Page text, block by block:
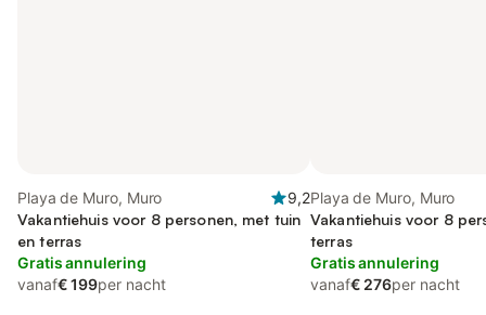
Playa de Muro, Muro
9,2
Vakantiehuis voor 8 personen, met tuin
en terras
Gratis annulering
vanaf€ 199per nacht
Playa de Muro, Muro
Vakantiehuis voor 8
terras
Gratis annulering
vanaf€ 276per nacht